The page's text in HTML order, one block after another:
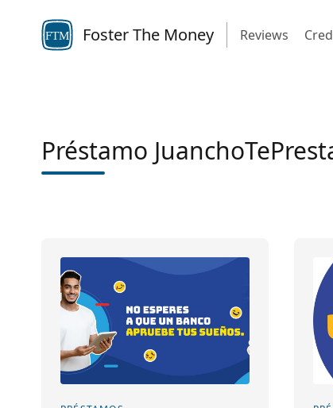
FTM Foster The Money Reviews
Préstamo